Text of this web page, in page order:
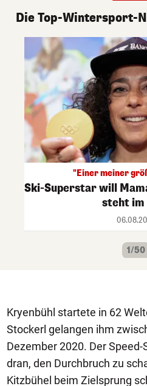
Die Top-Wintersport-
"Einer meiner
Ski-Superstar will
steht im
1/50
Kryenbühl startete in 62
Stockerl gelangen ihm
Dezember 2020. Der
dran, den Durchbruch zu
Kitzbühel beim Zielsprung